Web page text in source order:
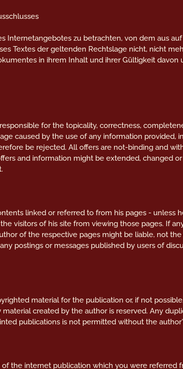
Internetangebotes zu betrachten, von dem aus
Textes der geltenden Rechtslage nicht, nicht
in ihrem Inhalt und ihrer Gültigkeit davon
for the topicality, correctness,
caused by the use of any information provided,
be rejected. All offers are not-binding and
and information might be extended, changed
linked or referred to from his pages - unless
visitors of his site from viewing those pages. If
of the respective pages might be liable, not
postings or messages published by users of
material for the publication or, if not
created by the author is reserved. Any
publications is not permitted without the
the internet publication which you were referred